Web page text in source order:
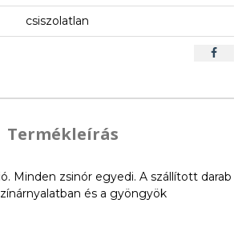
csiszolatlan
Termékleírás
Minden zsinór egyedi. A szállított darab
és a gyöngyök